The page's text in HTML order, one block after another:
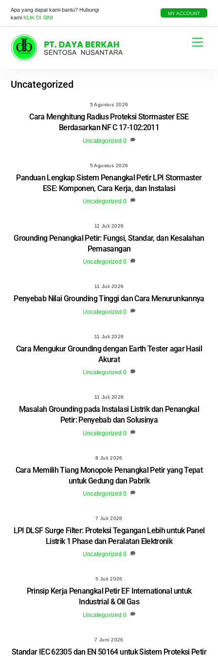
Apa yang dapat kami bantu? Hubungi
kamiKLIK DI SINI
MY ACCOUNT
Menu
Uncategorized
5 Agustus 2026
Cara Menghitung Radius Proteksi Stormaster ESE
Berdasarkan NF C 17-102:2011
Uncategorized 0
5 Agustus 2026
Panduan Lengkap Sistem Penangkal Petir LPI Stormaster
ESE: Komponen, Cara Kerja, dan Instalasi
Uncategorized 0
11 Juli 2026
Grounding Penangkal Petir: Fungsi, Standar, dan Kesalahan
Pemasangan
Uncategorized 0
11 Juli 2026
Penyebab Nilai Grounding Tinggi dan Cara Menurunkannya
Uncategorized 0
11 Juli 2026
Cara Mengukur Grounding dengan Earth Tester agar Hasil
Akurat
Uncategorized 0
11 Juli 2026
Masalah Grounding pada Instalasi Listrik dan Penangkal
Petir: Penyebab dan Solusinya
Uncategorized 0
8 Juli 2026
Cara Memilih Tiang Monopole Penangkal Petir yang Tepat
untuk Gedung dan Pabrik
Uncategorized 0
7 Juli 2026
LPI DLSF Surge Filter: Proteksi Tegangan Lebih untuk Panel
Listrik 1 Phase dan Peralatan Elektronik
Uncategorized 0
5 Juli 2026
Prinsip Kerja Penangkal Petir EF International untuk
Industrial & Oil Gas
Uncategorized 0
7 Juni 2026
Standar IEC 62305 dan EN 50164 untuk Sistem Proteksi Petir